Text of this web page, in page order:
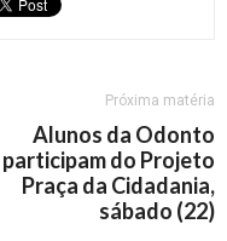
Próxima matéria
Alunos da Odonto
participam do Projeto
Praça da Cidadania,
sábado (22)